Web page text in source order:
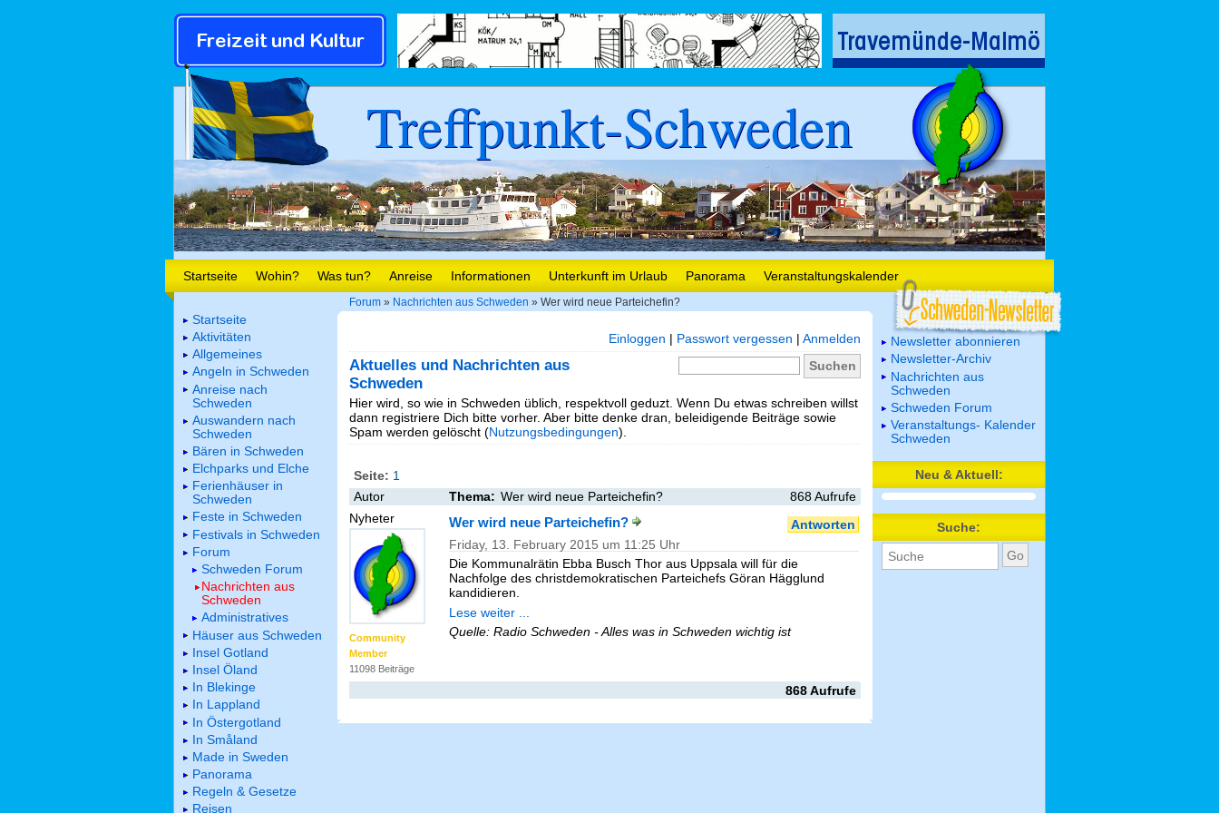
Treffpunkt-Schweden
Startseite Wohin? Was tun? Anreise Informationen Unterkunft im Urlaub Panorama Veranstaltungskalender
Forum » Nachrichten aus Schweden » Wer wird neue Parteichefin?
Einloggen | Passwort vergessen | Anmelden
Aktuelles und Nachrichten aus
Schweden
Hier wird, so wie in Schweden üblich, respektvoll geduzt. Wenn Du etwas schreiben willst
dann registriere Dich bitte vorher. Aber bitte denke dran, beleidigende Beiträge sowie
Spam werden gelöscht (Nutzungsbedingungen).
Seite: 1
Autor
Thema: Wer wird neue Parteichefin?
868 Aufrufe
Nyheter
Community
Member
11098 Beiträge
Antworten
Wer wird neue Parteichefin?
Friday, 13. February 2015 um 11:25 Uhr
Die Kommunalrätin Ebba Busch Thor aus Uppsala will für die
Nachfolge des christdemokratischen Parteichefs Göran Hägglund
kandidieren.
Lese weiter ...
Quelle: Radio Schweden - Alles was in Schweden wichtig ist
868 Aufrufe
Startseite
Aktivitäten
Allgemeines
Angeln in Schweden
Anreise nach
Schweden
Auswandern nach
Schweden
Bären in Schweden
Elchparks und Elche
Ferienhäuser in
Schweden
Feste in Schweden
Festivals in Schweden
Forum
Schweden Forum
Nachrichten aus
Schweden
Administratives
Häuser aus Schweden
Insel Gotland
Insel Öland
In Blekinge
In Lappland
In Östergotland
In Småland
Made in Sweden
Panorama
Regeln & Gesetze
Reisen
Newsletter abonnieren
Newsletter-Archiv
Nachrichten aus
Schweden
Schweden Forum
Veranstaltungs- Kalender
Schweden
Neu & Aktuell:
Suche: